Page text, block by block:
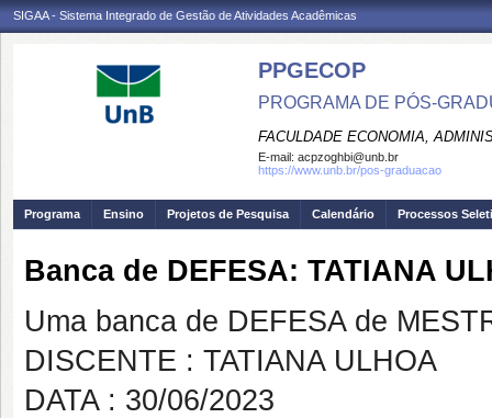
SIGAA - Sistema Integrado de Gestão de Atividades Acadêmicas
PPGECOP
PROGRAMA DE PÓS-
FACULDADE ECONOMIA,
E-mail: acpzoghbi@unb.br
https://www.unb.br/pos-graduacao
Programa Ensino Projetos de Pesquisa Calendário Processos
Banca de DEFESA: TATIANA
Uma banca de DEFESA de
DISCENTE : TATIANA ULHOA
DATA : 30/06/2023